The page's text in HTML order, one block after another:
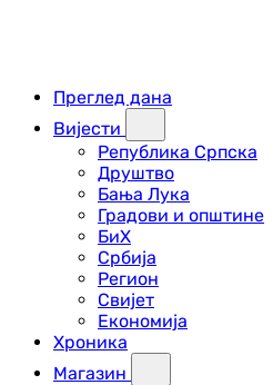
Преглед дана
Вијести
Република Српска
Друштво
Бања Лука
Градови и општине
БиХ
Србија
Регион
Свијет
Економија
Хроника
Магазин